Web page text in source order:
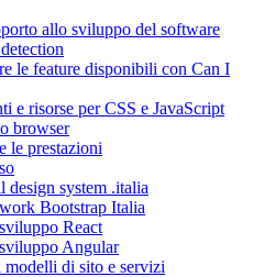
allo sviluppo del software
le feature disponibili con Can I
e risorse per CSS e JavaScript
browser
le prestazioni
design system .italia
Bootstrap Italia
React
Angular
di sito e servizi